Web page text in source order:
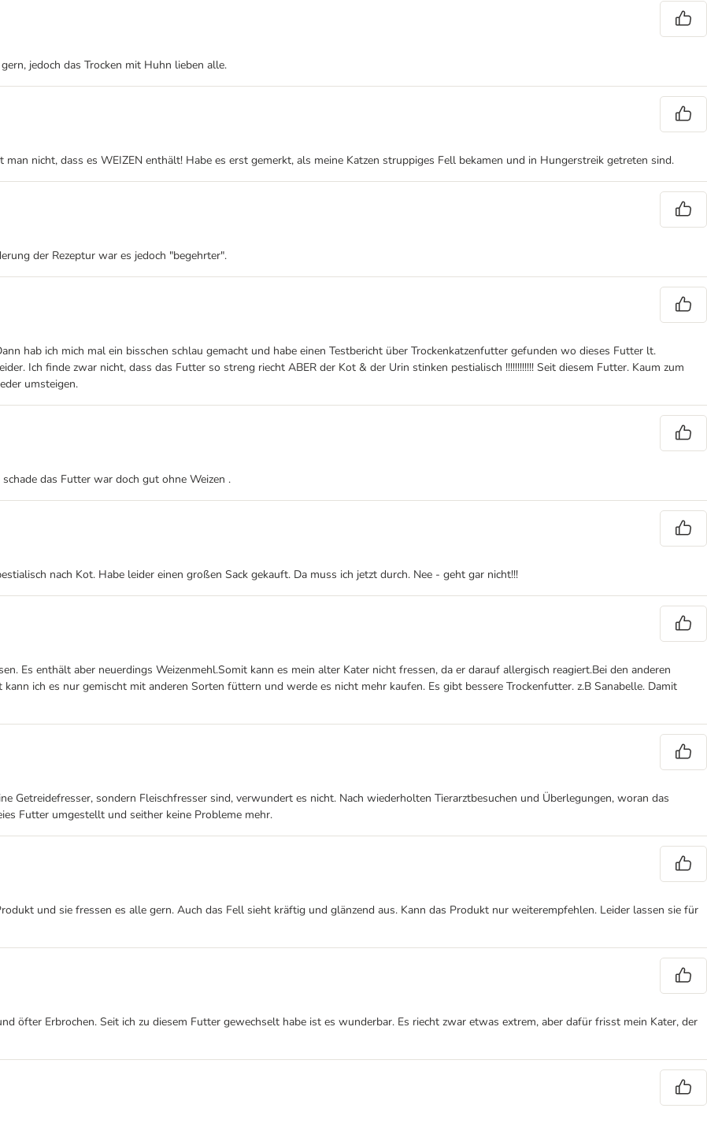
jedoch das Trocken mit Huhn lieben alle.
nicht, dass es WEIZEN enthält! Habe es erst gemerkt, als meine Katzen struppiges Fell bekamen und in Hungerstreik getreten sind.
der Rezeptur war es jedoch "begehrter".
hab ich mich mal ein bisschen schlau gemacht und habe einen Testbericht über Trockenkatzenfutter gefunden wo dieses Futter lt.
Ich finde zwar nicht, dass das Futter so streng riecht ABER der Kot & der Urin stinken pestialisch !!!!!!!!!!!! Seit diesem Futter. Kaum zum
umsteigen.
das Futter war doch gut ohne Weizen .
nach Kot. Habe leider einen großen Sack gekauft. Da muss ich jetzt durch. Nee - geht gar nicht!!!
Es enthält aber neuerdings Weizenmehl.Somit kann es mein alter Kater nicht fressen, da er darauf allergisch reagiert.Bei den anderen
ich es nur gemischt mit anderen Sorten füttern und werde es nicht mehr kaufen. Es gibt bessere Trockenfutter. z.B Sanabelle. Damit
Getreidefresser, sondern Fleischfresser sind, verwundert es nicht. Nach wiederholten Tierarztbesuchen und Überlegungen, woran das
Futter umgestellt und seither keine Probleme mehr.
und sie fressen es alle gern. Auch das Fell sieht kräftig und glänzend aus. Kann das Produkt nur weiterempfehlen. Leider lassen sie für
öfter Erbrochen. Seit ich zu diesem Futter gewechselt habe ist es wunderbar. Es riecht zwar etwas extrem, aber dafür frisst mein Kater, der